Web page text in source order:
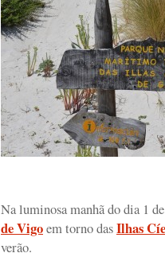
Na luminosa manhã do dia 1
de Vigoem torno dasIlhas
verão.